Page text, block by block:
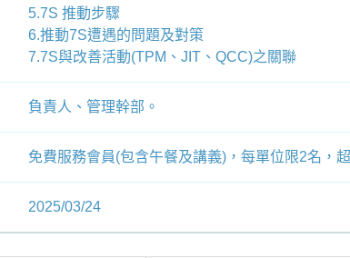
5.7S 推動步驟
6.推動7S遭遇的問題及對策
7.7S與改善活動(TPM、JIT、QCC)之關聯
負責人、管理幹部。
免費服務會員(包含午餐及講義)，每單位限2名，
2025/03/24